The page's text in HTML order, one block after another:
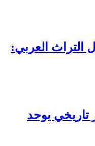
العربي:
يوحد